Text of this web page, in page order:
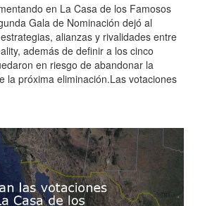
en La Casa de los Famosos
Gala de Nominación dejó al
alianzas y rivalidades entre
además de definir a los cinco
en riesgo de abandonar la
la próxima eliminación.Las votaciones